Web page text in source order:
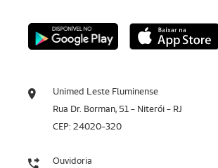
Unimed Leste Fluminense
Rua Dr. Borman, 51 - Niterói - RJ
CEP: 24020-320
Ouvidoria